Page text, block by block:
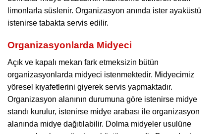
limonlarla süslenir. Organizasyon anında ister ayaküstü
istenirse tabakta servis edilir.
Organizasyonlarda Midyeci
Açık ve kapalı mekan fark etmeksizin bütün
organizasyonlarda midyeci istenmektedir. Midyecimiz
yöresel kıyafetlerini giyerek servis yapmaktadır.
Organizasyon alanının durumuna göre istenirse midye
standı kurulur, istenirse midye arabası ile organizasyon
alanında midye dağıtılabilir. Dolma midyeler usulüne